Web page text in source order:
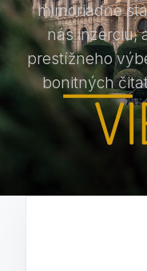
mimoriadne
nás inzerciu,
prestížneho
bonitných